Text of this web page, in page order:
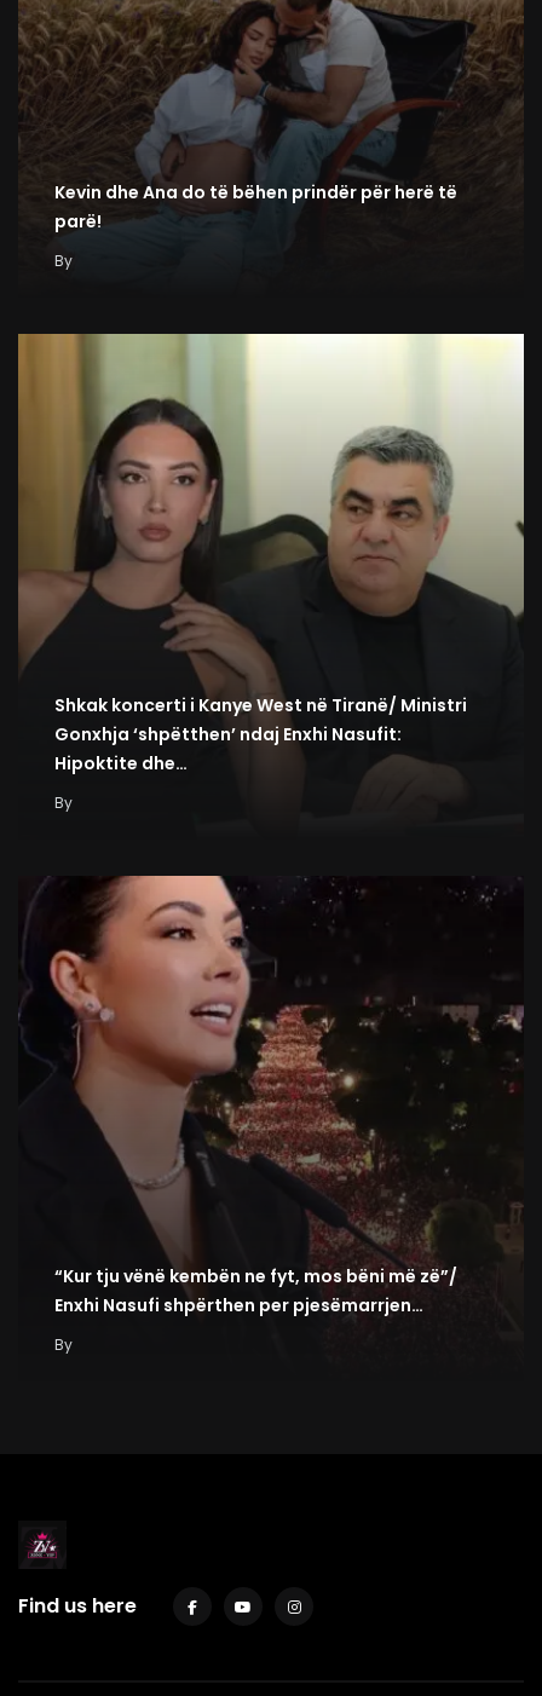
Kevin dhe Ana do të bëhen prindër për herë të
parë!
By
Shkak koncerti i Kanye West në Tiranë/ Ministri
Gonxhja ‘shpëtthen’ ndaj Enxhi Nasufit:
Hipoktite dhe…
By
“Kur tju vënë kembën ne fyt, mos bëni më zë”/
Enxhi Nasufi shpërthen per pjesëmarrjen…
By
Find us here